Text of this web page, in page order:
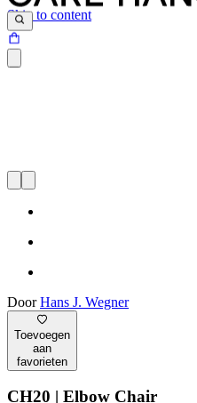
Skip to content
DoorHans J. Wegner
Toevoegen
aan
favorieten
CH20 | Elbow Chair